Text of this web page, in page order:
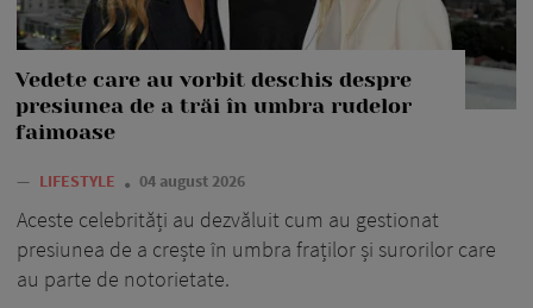
Vedete care au vorbit deschis despre
presiunea de a trăi în umbra rudelor
faimoase
— LIFESTYLE 04 august 2026
Aceste celebrități au dezvăluit cum au gestionat
presiunea de a crește în umbra fraților și surorilor care
au parte de notorietate.